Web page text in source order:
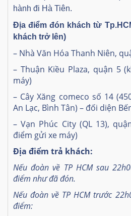
hành đi Hà Tiên.
Địa điểm đón khách từ
khách trở lên)
– Nhà Văn Hóa Thanh Niên,
– Thuận Kiều Plaza, quận 5
máy)
– Cây Xăng comeco số 14
An Lạc, Bình Tân) – đối diện
– Vạn Phúc City (QL 13),
điểm gửi xe máy)
Địa điểm trả khách:
Nếu đoàn về TP HCM sau
điểm như đã đón.
Nếu đoàn về TP HCM trước
điểm: